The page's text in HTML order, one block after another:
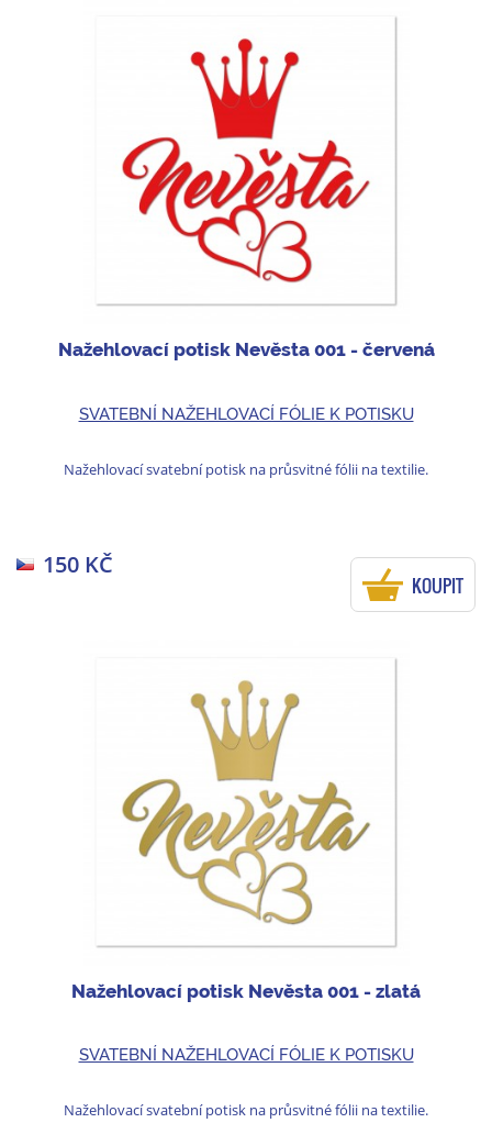
Nažehlovací potisk Nevěsta 001 - červená
SVATEBNÍ NAŽEHLOVACÍ FÓLIE K POTISKU
Nažehlovací svatební potisk na průsvitné fólii na textilie.
150 KČ
KOUPIT
Nažehlovací potisk Nevěsta 001 - zlatá
SVATEBNÍ NAŽEHLOVACÍ FÓLIE K POTISKU
Nažehlovací svatební potisk na průsvitné fólii na textilie.